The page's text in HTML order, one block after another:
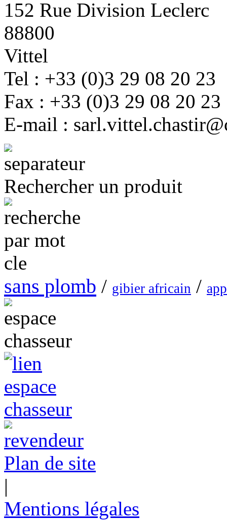
152 Rue Division Leclerc
88800
Vittel
Tel : +33 (0)3 29 08 20 23
Fax : +33 (0)3 29 08 20 23
E-mail :
Rechercher un produit
sans plomb / gibier africain /
Plan de site
|
Mentions légales